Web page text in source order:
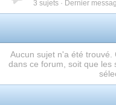
3 sujets · Dernier
Aucun sujet n'a été
dans ce forum, soit que les